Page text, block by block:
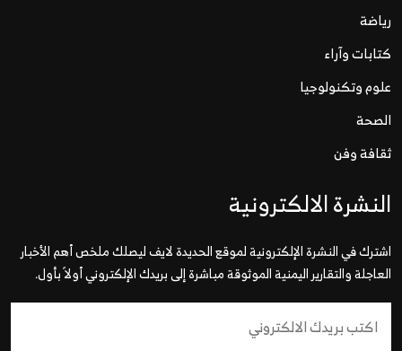
رياضة
كتابات وآراء
علوم وتكنولوجيا
الصحة
ثقافة وفن
النشرة الالكترونية
اشترك في النشرة الإلكترونية لموقع الحديدة لايف ليصلك ملخص أهم الأخبار
العاجلة والتقارير اليمنية الموثوقة مباشرة إلى بريدك الإلكتروني أولاً بأول.